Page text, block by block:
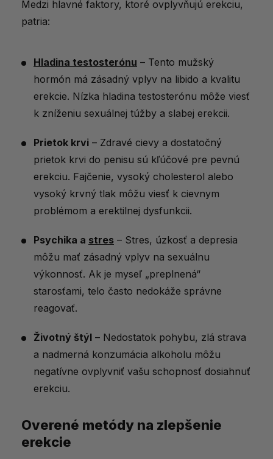
Kľúč k pevnej erekcii je vo vašich rukách
Medzi hlavné faktory, ktoré ovplyvňujú erekciu,
patria:
Hladina testosterónu – Tento mužský
hormón má zásadný vplyv na libido a kvalitu
erekcie. Nízka hladina testosterónu môže viesť
k zníženiu sexuálnej túžby a slabej erekcii.
Prietok krvi – Zdravé cievy a dostatočný
prietok krvi do penisu sú kľúčové pre pevnú
erekciu. Fajčenie, vysoký cholesterol alebo
vysoký krvný tlak môžu viesť k cievnym
problémom a erektilnej dysfunkcii.
Psychika a stres – Stres, úzkosť a depresia
môžu mať zásadný vplyv na sexuálnu
výkonnosť. Ak je myseľ „preplnená“
starosťami, telo často nedokáže správne
reagovať.
Životný štýl – Nedostatok pohybu, zlá strava
a nadmerná konzumácia alkoholu môžu
negatívne ovplyvniť vašu schopnosť dosiahnuť
erekciu.
Overené metódy na zlepšenie
erekcie